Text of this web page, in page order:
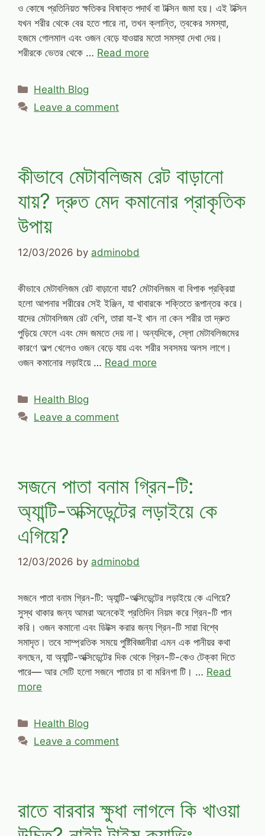
ও কোষে প্রতিনিয়ত ক্ষতিকর বিষাক্ত পদার্থ বা টক্সিন জমা হয়। এই টক্সিন
যখন শরীর থেকে বের হতে পারে না, তখন ক্লান্তি, ত্বকের সমস্যা,
হজমে গোলমাল এবং ওজন বেড়ে যাওয়ার মতো সমস্যা দেখা দেয়।
শরীরকে ভেতর থেকে … Read more
Categories
Health Blog
Leave a comment
কীভাবে মেটাবলিজম রেট বাড়ানো
যায়? দ্রুত মেদ কমানোর প্রাকৃতিক
উপায়
12/03/2026 by adminobd
কীভাবে মেটাবলিজম রেট বাড়ানো যায়? মেটাবলিজম বা বিপাক প্রক্রিয়া
হলো আপনার শরীরের সেই ইঞ্জিন, যা খাবারকে শক্তিতে রূপান্তর করে।
যাদের মেটাবলিজম রেট বেশি, তারা যা-ই খান না কেন শরীর তা দ্রুত
পুড়িয়ে ফেলে এবং মেদ জমতে দেয় না। অন্যদিকে, স্লো মেটাবলিজমের
কারণে অল্প খেলেও ওজন বেড়ে যায় এবং শরীর সবসময় অলস লাগে।
ওজন কমানোর লড়াইয়ে … Read more
Categories
Health Blog
Leave a comment
সজনে পাতা বনাম গ্রিন-টি:
অ্যান্টি-অক্সিডেন্টের লড়াইয়ে কে
এগিয়ে?
12/03/2026 by adminobd
সজনে পাতা বনাম গ্রিন-টি: অ্যান্টি-অক্সিডেন্টের লড়াইয়ে কে এগিয়ে?
সুস্থ থাকার জন্য আমরা অনেকেই প্রতিদিন নিয়ম করে গ্রিন-টি পান
করি। ওজন কমানো এবং ডিটক্স করার জন্য গ্রিন-টি সারা বিশ্বে
সমাদৃত। তবে সাম্প্রতিক সময়ে পুষ্টিবিজ্ঞানীরা এমন এক পানীয়র কথা
বলছেন, যা অ্যান্টি-অক্সিডেন্টের দিক থেকে গ্রিন-টি-কেও টেক্কা দিতে
পারে— আর সেটি হলো সজনে পাতার চা বা মরিনগা টি। … Read
more
Categories
Health Blog
Leave a comment
রাতে বারবার ক্ষুধা লাগলে কি খাওয়া